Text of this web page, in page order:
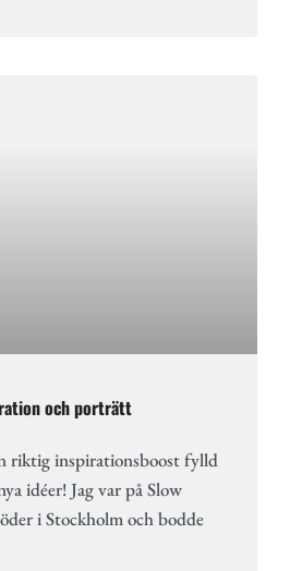
och porträtt
riktig inspirationsboost fylld
idéer! Jag var på Slow
i Stockholm och bodde